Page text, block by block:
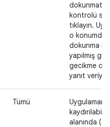
dokunmatik
kontrolü sağ
tıklayın.
o konumda
dokunma
yapılmış gibi
gecikme
yanıt
Tümü
Uygulamanın
alanında